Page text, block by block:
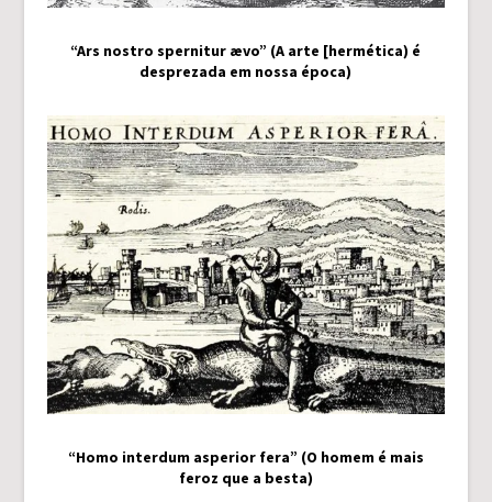
“Ars nostro spernitur ævo” (A arte [hermética) é
desprezada em nossa época)
“Homo interdum asperior fera” (O homem é mais
feroz que a besta)